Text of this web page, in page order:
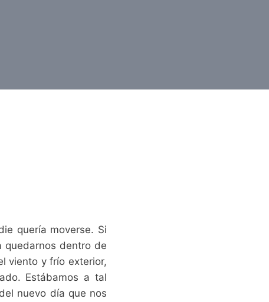
quería moverse. Si
quedarnos dentro de
viento y frío exterior,
Estábamos a tal
nuevo día que nos